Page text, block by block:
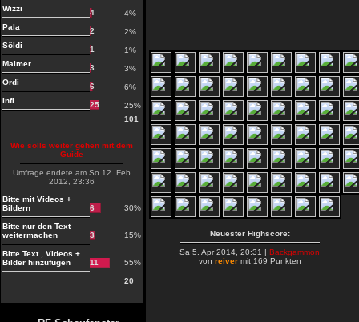
Wizzi
4
4%
Pala
2
2%
Söldi
1
1%
Malmer
3
3%
Ordi
6
6%
Infi
25
25%
101
Wie solls weiter gehen mit dem
Guide
Umfrage endete am So 12. Feb
2012, 23:36
Bitte mit Videos +
Bildern
6 30%
Bitte nur den Text
weitermachen
3 15%
Bitte Text , Videos +
Bilder hinzufügen
11 55%
20
Neuester Highscore:
Sa 5. Apr 2014, 20:31 |Backgammon
von reiver mit 169 Punkten